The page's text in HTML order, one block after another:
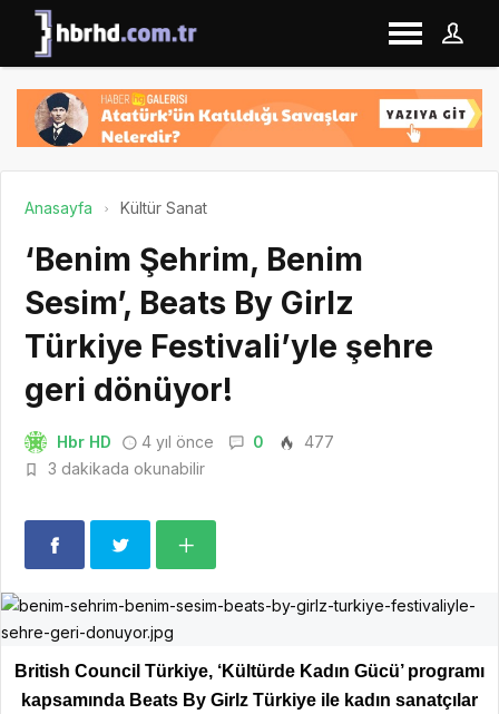
Anasayfa Kültür Sanat
‘Benim Şehrim, Benim
Sesim’, Beats By Girlz
Türkiye Festivali’yle şehre
geri dönüyor!
Hbr HD 4 yıl önce 0
477
3 dakikada okunabilir
British Council Türkiye, ‘Kültürde Kadın Gücü’ programı
kapsamında Beats By Girlz Türkiye ile kadın sanatçılar